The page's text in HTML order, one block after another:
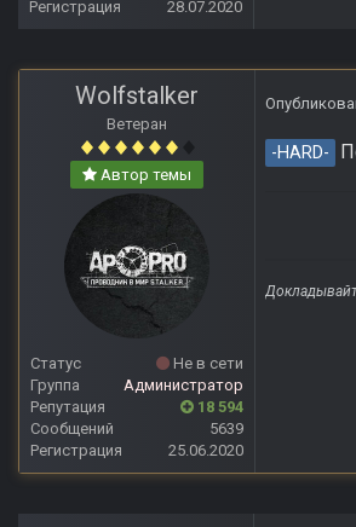
Регистрация
28.07.2020
Wolfstalker
Ветеран
Автор темы
Статус
Не в сети
Группа
Администратор
Репутация
18 594
Сообщений
5639
Регистрация
25.06.2020
-HARD-